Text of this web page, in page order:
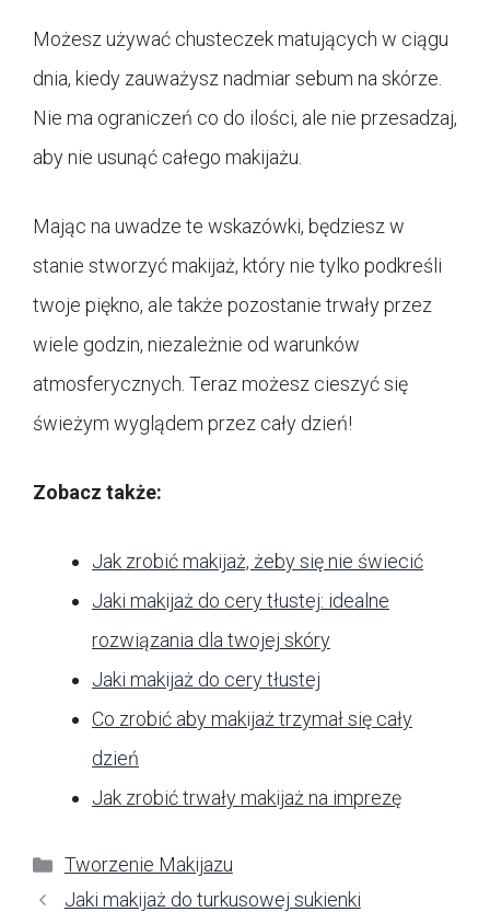
Możesz używać chusteczek matujących w ciągu
dnia, kiedy zauważysz nadmiar sebum na skórze.
Nie ma ograniczeń co do ilości, ale nie przesadzaj,
aby nie usunąć całego makijażu.
Mając na uwadze te wskazówki, będziesz w
stanie stworzyć makijaż, który nie tylko podkreśli
twoje piękno, ale także pozostanie trwały przez
wiele godzin, niezależnie od warunków
atmosferycznych. Teraz możesz cieszyć się
świeżym wyglądem przez cały dzień!
Zobacz także:
Jak zrobić makijaż, żeby się nie świecić
Jaki makijaż do cery tłustej: idealne
rozwiązania dla twojej skóry
Jaki makijaż do cery tłustej
Co zrobić aby makijaż trzymał się cały
dzień
Jak zrobić trwały makijaż na imprezę
Kategorie
Tworzenie Makijazu
Jaki makijaż do turkusowej sukienki